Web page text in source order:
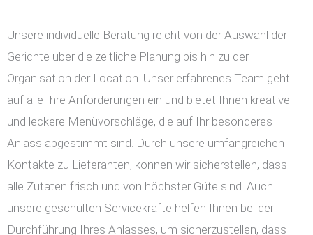
Unsere individuelle Beratung reicht von der Auswahl der
Gerichte über die zeitliche Planung bis hin zu der
Organisation der Location. Unser erfahrenes Team geht
auf alle Ihre Anforderungen ein und bietet Ihnen kreative
und leckere Menüvorschläge, die auf Ihr besonderes
Anlass abgestimmt sind. Durch unsere umfangreichen
Kontakte zu Lieferanten, können wir sicherstellen, dass
alle Zutaten frisch und von höchster Güte sind. Auch
unsere geschulten Servicekräfte helfen Ihnen bei der
Durchführung Ihres Anlasses, um sicherzustellen, dass